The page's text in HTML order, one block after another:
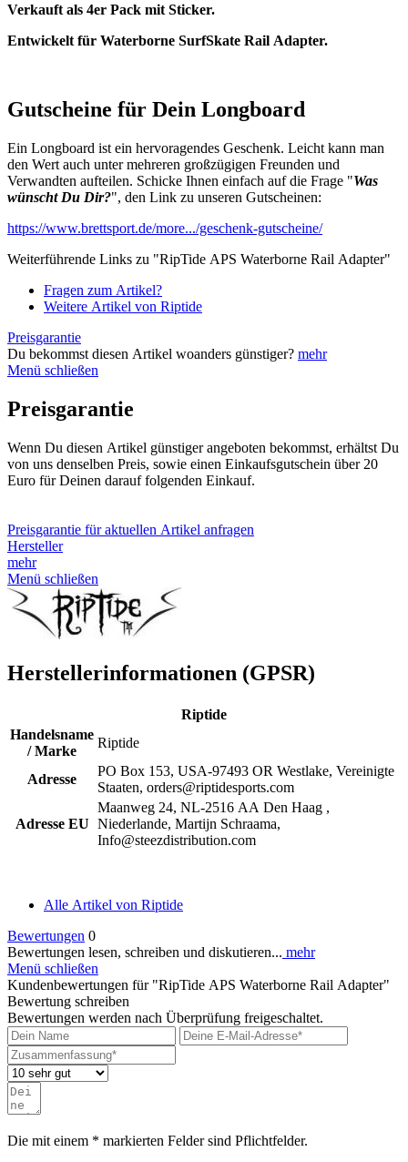
Verkauft als 4er Pack mit Sticker.
Entwickelt für Waterborne SurfSkate Rail Adapter.
Gutscheine für Dein Longboard
Ein Longboard ist ein hervoragendes Geschenk. Leicht kann man
den Wert auch unter mehreren großzügigen Freunden und
Verwandten aufteilen. Schicke Ihnen einfach auf die Frage "Was
wünscht Du Dir?", den Link zu unseren Gutscheinen:
https://www.brettsport.de/more.../geschenk-gutscheine/
Weiterführende Links zu "RipTide APS Waterborne Rail Adapter"
Fragen zum Artikel?
Weitere Artikel von Riptide
Preisgarantie
Du bekommst diesen Artikel woanders günstiger? mehr
Menü schließen
Preisgarantie
Wenn Du diesen Artikel günstiger angeboten bekommst, erhältst Du
von uns denselben Preis, sowie einen Einkaufsgutschein über 20
Euro für Deinen darauf folgenden Einkauf.
Preisgarantie für aktuellen Artikel anfragen
Hersteller
mehr
Menü schließen
Herstellerinformationen (GPSR)
Riptide
Handelsname
/ Marke
Riptide
Adresse
PO Box 153, USA-97493 OR Westlake, Vereinigte
Staaten, orders@riptidesports.com
Adresse EU
Maanweg 24, NL-2516 AA Den Haag ,
Niederlande, Martijn Schraama,
Info@steezdistribution.com
Alle Artikel von Riptide
Bewertungen 0
Bewertungen lesen, schreiben und diskutieren... mehr
Menü schließen
Kundenbewertungen für "RipTide APS Waterborne Rail Adapter"
Bewertung schreiben
Bewertungen werden nach Überprüfung freigeschaltet.
Die mit einem * markierten Felder sind Pflichtfelder.